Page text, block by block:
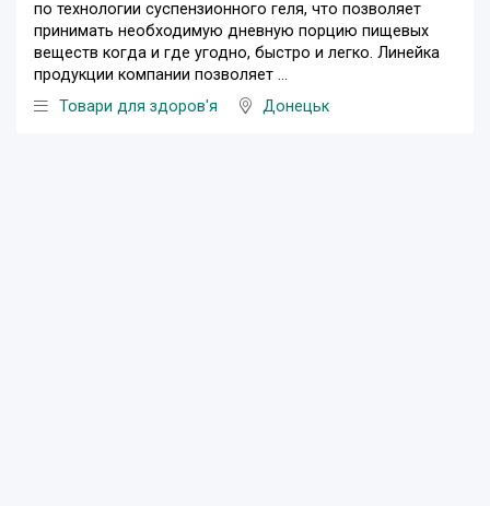
по технологии суспензионного геля, что позволяет
принимать необходимую дневную порцию пищевых
веществ когда и где угодно, быстро и легко. Линейка
продукции компании позволяет ...
Товари для здоров'я
Донецьк